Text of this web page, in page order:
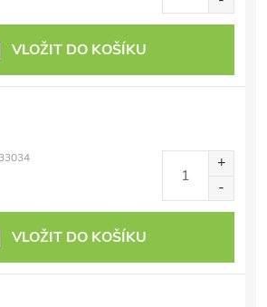
VLOŽIT DO KOŠÍKU
VLOŽIT DO KOŠÍKU